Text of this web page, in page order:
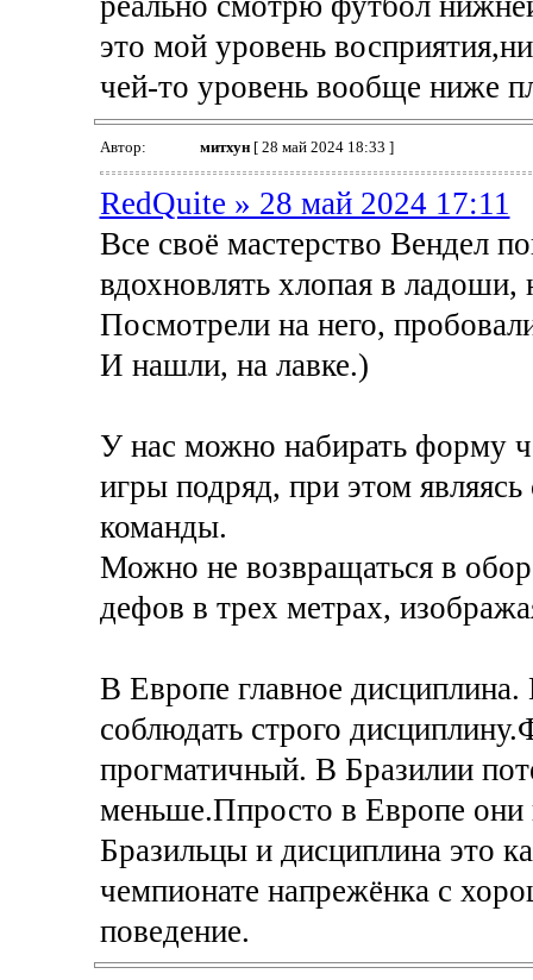
это мой уровень
чей-то уровень вообще ниже
Автор: митхун[ 28 май 2024 18:33 ]
RedQuite » 28 май 2024 17:11
Все своё мастерство Вендел
вдохновлять хлопая в ладоши,
Посмотрели на него,
И нашли, на лавке.)
У нас можно набирать форму
игры подряд, при этом
команды.
Можно не возвращаться в
дефов в трех метрах,
В Европе главное
соблюдать строго
прогматичный. В Бразилии
меньше.Ппросто в Европе они
Бразильцы и дисциплина это
чемпионате напрежёнка с
поведение.